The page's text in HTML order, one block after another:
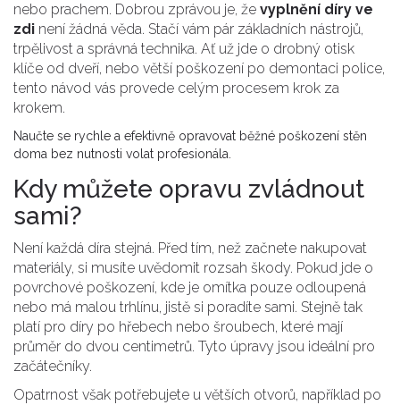
nebo prachem. Dobrou zprávou je, že vyplnění díry ve
zdi není žádná věda. Stačí vám pár základních nástrojů,
trpělivost a správná technika. Ať už jde o drobný otisk
klíče od dveří, nebo větší poškození po demontaci police,
tento návod vás provede celým procesem krok za
krokem.
Naučte se rychle a efektivně opravovat běžné poškození stěn
doma bez nutnosti volat profesionála.
Kdy můžete opravu zvládnout
sami?
Není každá díra stejná. Před tím, než začnete nakupovat
materiály, si musíte uvědomit rozsah škody. Pokud jde o
povrchové poškození, kde je omítka pouze odloupená
nebo má malou trhlínu, jistě si poradíte sami. Stejně tak
platí pro díry po hřebech nebo šroubech, které mají
průměr do dvou centimetrů. Tyto úpravy jsou ideální pro
začátečníky.
Opatrnost však potřebujete u větších otvorů, například po